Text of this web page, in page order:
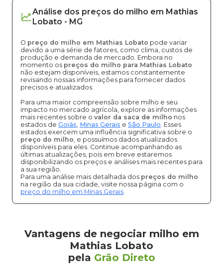
Análise dos preços do milho em Mathias
Lobato - MG
O preço do milho em Mathias Lobato pode variar
devido a uma série de fatores, como clima, custos de
produção e demanda de mercado. Embora no
momento os preços do milho para Mathias Lobato
não estejam disponíveis, estamos constantemente
revisando nossas informações para fornecer dados
precisos e atualizados.
Para uma maior compreensão sobre milho e seu
impacto no mercado agrícola, explore as informações
mais recentes sobre o valor da saca de milho nos
estados de Goiás, Minas Gerais e São Paulo. Esses
estados exercem uma influência significativa sobre o
preço do milho, e possuímos dados atualizados
disponíveis para eles. Continue acompanhando as
últimas atualizações, pois em breve estaremos
disponibilizando os preços e análises mais recentes para
a sua região.
Para uma análise mais detalhada dos preços do milho
na região da sua cidade, visite nossa página com o
preço do milho em Minas Gerais.
Vantagens de negociar milho em
Mathias Lobato
pela Grão Direto